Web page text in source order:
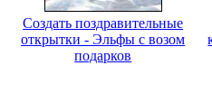
Создать поздравительные
открытки - Эльфы с возом
подарков